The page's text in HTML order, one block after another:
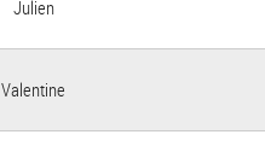
Julien
Valentine